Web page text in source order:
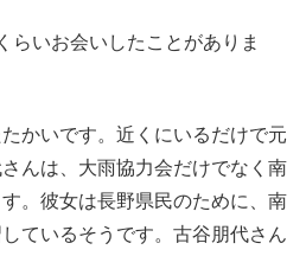
らいお会いしたことがありま
かいです。近くにいるだけで元
んは、大雨協力会だけでなく南
。彼女は長野県民のために、南
ているそうです。古谷朋代さん